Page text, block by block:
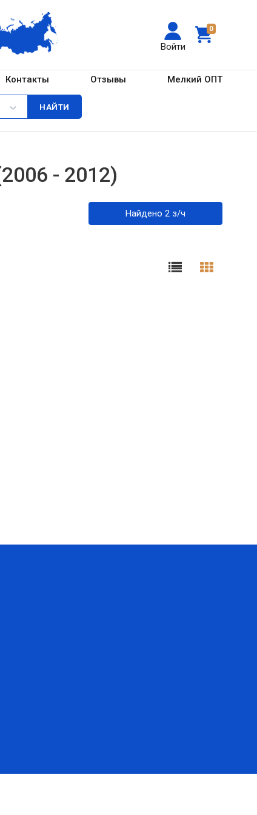
0
Войти
Контакты Отзывы Мелкий ОПТ
- 2012)
Найдено 2 з/ч